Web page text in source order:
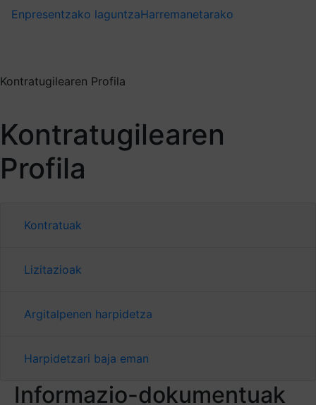
Enpresentzako laguntzaHarremanetarako
Kontratugilearen Profila
Kontratugilearen
Profila
Kontratuak
Lizitazioak
Argitalpenen harpidetza
Harpidetzari baja eman
Informazio-dokumentuak